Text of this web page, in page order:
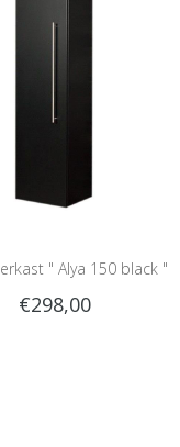
" Alya 150 black "
€298,00